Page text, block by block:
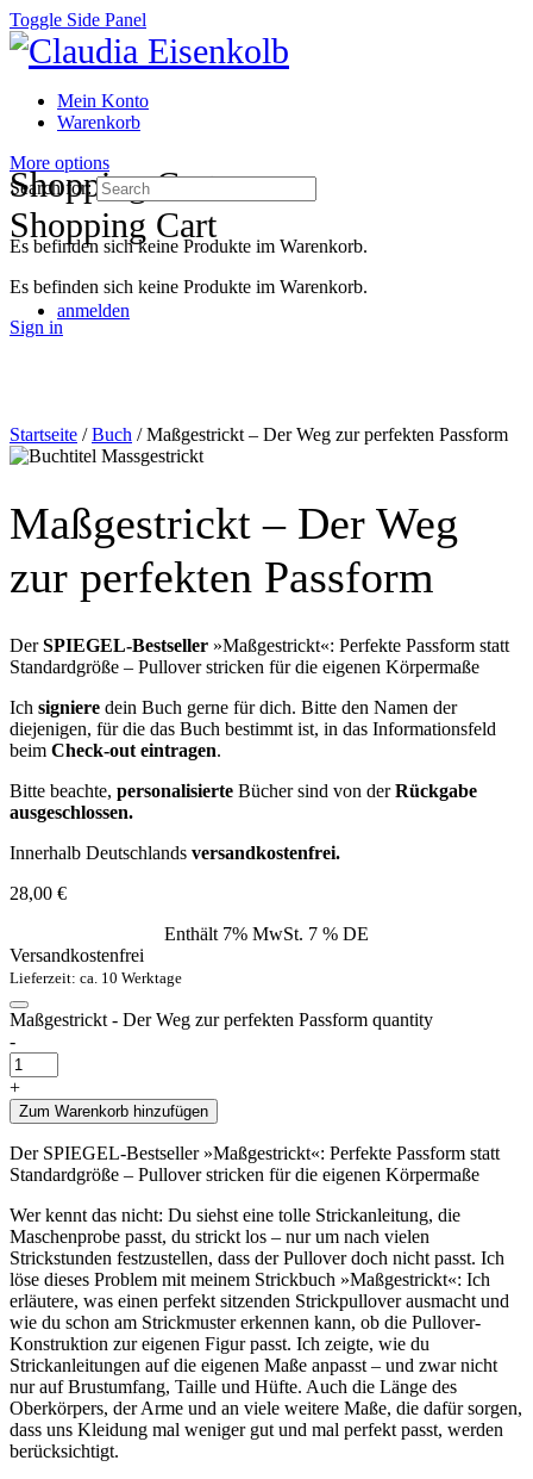
Toggle Side Panel
Mein Konto
Warenkorb
More options
Shopping Cart
Es befinden sich keine Produkte im Warenkorb.
Sign in
Shopping Cart
Es befinden sich keine Produkte im Warenkorb.
Search for:
anmelden
Startseite /Buch / Maßgestrickt – Der Weg zur perfekten Passform
Maßgestrickt – Der Weg
zur perfekten Passform
DerSPIEGEL-Bestseller »Maßgestrickt«: Perfekte Passform statt
Standardgröße – Pullover stricken für die eigenen Körpermaße
Ich signiere dein Buch gerne für dich. Bitte den Namen der
diejenigen, für die das Buch bestimmt ist, in das Informationsfeld
beim Check-out eintragen.
Bitte beachte, personalisierte Bücher sind von derRückgabe
ausgeschlossen.
Innerhalb Deutschlands versandkostenfrei.
28,00 €
Enthält 7% MwSt. 7 % DE
Versandkostenfrei
Lieferzeit: ca. 10 Werktage
Maßgestrickt - Der Weg zur perfekten Passform quantity
-
+
Zum Warenkorb hinzufügen
Der SPIEGEL-Bestseller »Maßgestrickt«: Perfekte Passform statt
Standardgröße – Pullover stricken für die eigenen Körpermaße
Wer kennt das nicht: Du siehst eine tolle Strickanleitung, die
Maschenprobe passt, du strickt los – nur um nach vielen
Strickstunden festzustellen, dass der Pullover doch nicht passt. Ich
löse dieses Problem mit meinem Strickbuch »Maßgestrickt«: Ich
erläutere, was einen perfekt sitzenden Strickpullover ausmacht und
wie du schon am Strickmuster erkennen kann, ob die Pullover-
Konstruktion zur eigenen Figur passt. Ich zeigte, wie du
Strickanleitungen auf die eigenen Maße anpasst – und zwar nicht
nur auf Brustumfang, Taille und Hüfte. Auch die Länge des
Oberkörpers, der Arme und an viele weitere Maße, die dafür sorgen,
dass uns Kleidung mal weniger gut und mal perfekt passt, werden
berücksichtigt.